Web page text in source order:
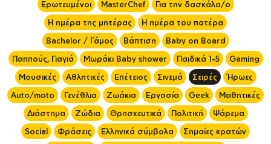
Ερωτευμένοι MasterChef
Για την δασκάλα/ο
Η ημέρα της μητέρας
Η ημέρα του πατέρα
Bachelor / Γάμος
Βάπτιση
Baby on Board
Παππούς, Γιαγιά
Μωράκι Baby shower Παιδικά 1-5
Gaming
Μουσικές
Αθλητικές Επέτειος Σινεμά Σειρές
Ήρωες
Auto/moto
Γενέθλια Ζωάκια Εργασία Geek
Μαθητικές
Διάστημα
Ζώδια Θρησκευτικά Πολιτική
Ψάρεμα
Social
Φράσεις Ελληνικά σύμβολα
Σημαίες κρατών